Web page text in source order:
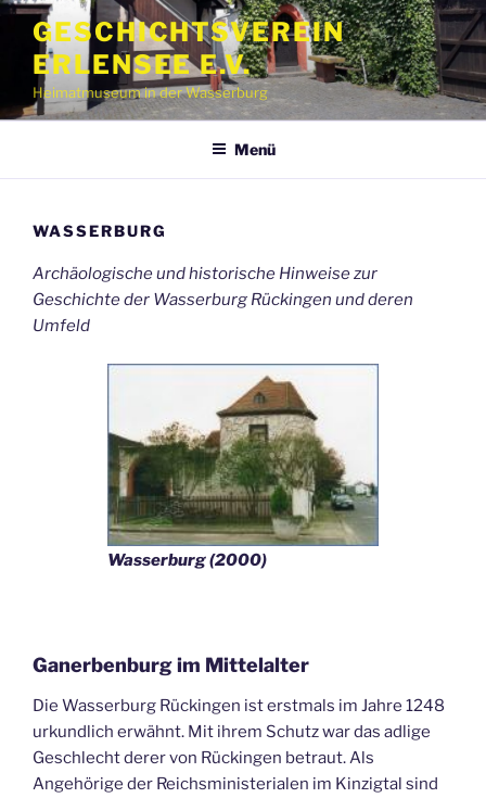
Zum
Inhalt
springen
GESCHICHTSVEREIN
ERLENSEE E.V.
Heimatmuseum in der Wasserburg
Menü
WASSERBURG
Archäologische und historische Hinweise zur
Geschichte der Wasserburg Rückingen und deren
Umfeld
Wasserburg (2000)
Ganerbenburg im Mittelalter
Die Wasserburg Rückingen ist erstmals im Jahre 1248
urkundlich erwähnt. Mit ihrem Schutz war das adlige
Geschlecht derer von Rückingen betraut. Als
Angehörige der Reichsministerialen im Kinzigtal sind